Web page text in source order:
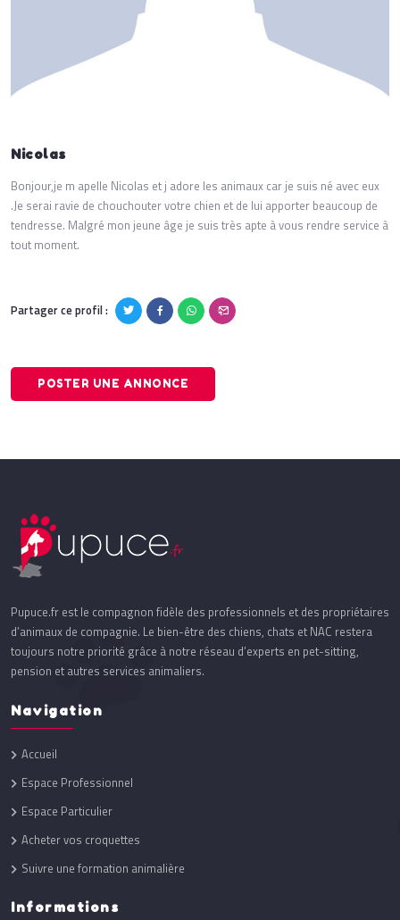
Nicolas
Bonjour,je m apelle Nicolas et j adore les animaux car je suis né avec eux
.Je serai ravie de chouchouter votre chien et de lui apporter beaucoup de
tendresse. Malgré mon jeune âge je suis très apte à vous rendre service à
tout moment.
Partager ce profil :
POSTER UNE ANNONCE
Pupuce.fr est le compagnon fidèle des professionnels et des propriétaires
d’animaux de compagnie. Le bien-être des chiens, chats et NAC restera
toujours notre priorité grâce à notre réseau d’experts en pet-sitting,
pension et autres services animaliers.
Navigation
Accueil
Espace Professionnel
Espace Particulier
Acheter vos croquettes
Suivre une formation animalière
Informations